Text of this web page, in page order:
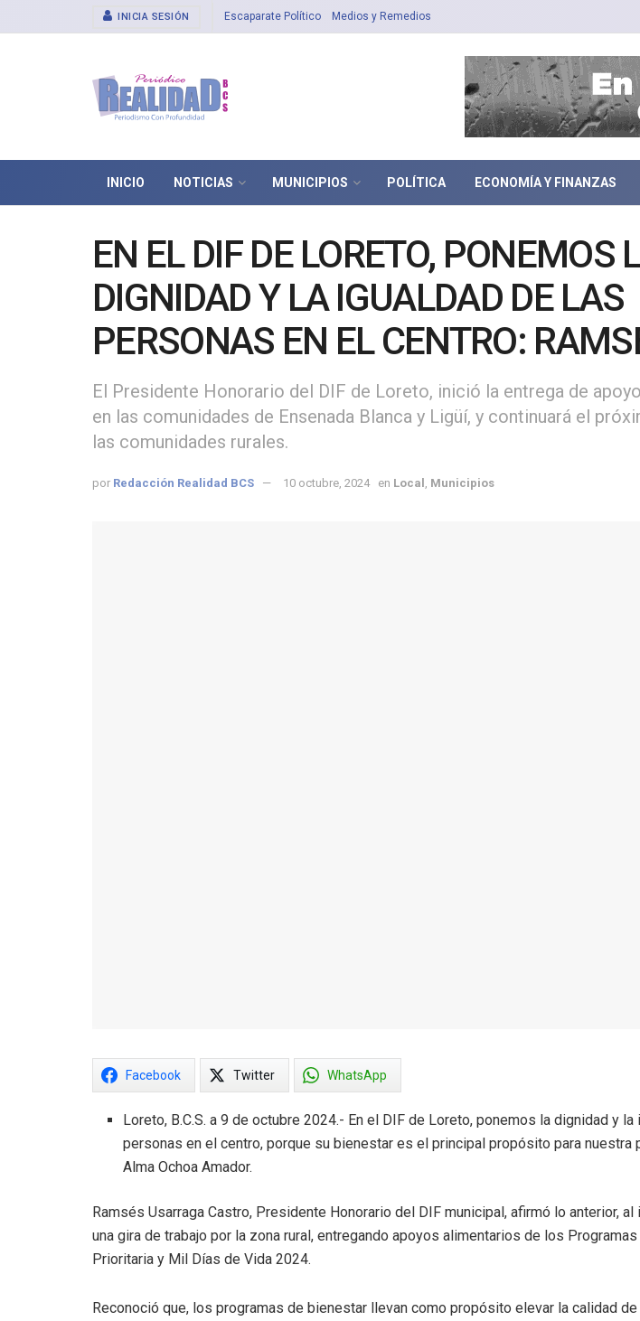
INICIA SESIÓN Escaparate Político Medios y Remedios
INICIO NOTICIAS MUNICIPIOS POLÍTICA ECONOMÍA Y FINANZAS
EN EL DIF DE LORETO, PONEMOS
DIGNIDAD Y LA IGUALDAD DE LAS
PERSONAS EN EL CENTRO:
USARRAGA CASTRO
El Presidente Honorario del DIF de Loreto, inició la entrega de
en las comunidades de Ensenada Blanca y Ligüí, y continuará el
las comunidades rurales.
por Redacción Realidad BCS 10 octubre, 2024 en Local Municipios
Facebook Twitter WhatsApp
Loreto, B.C.S. a 9 de octubre 2024.- En el DIF de Loreto, ponemos la dignidad y la
personas en el centro, porque su bienestar es el principal propósito para nuestra
Alma Ochoa Amador.
Ramsés Usarraga Castro, Presidente Honorario del DIF municipal, afirmó lo anterior,
una gira de trabajo por la zona rural, entregando apoyos alimentarios de los
Prioritaria y Mil Días de Vida 2024.
Reconoció que, los programas de bienestar llevan como propósito elevar la calidad